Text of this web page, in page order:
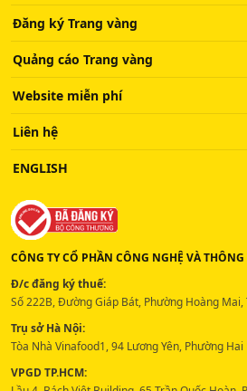
Đăng ký Trang vàng
Quảng cáo Trang vàng
Website miễn phí
Liên hệ
ENGLISH
CÔNG TY CỔ PHẦN CÔNG NGHỆ VÀ
Đ/c đăng ký thuế:
Số 222B, Đường Giáp Bát, Phường Hoàng Mai,
Trụ sở Hà Nội:
Tòa Nhà Vinafood1, 94 Lương Yên, Phường Hai
VPGD TP.HCM: